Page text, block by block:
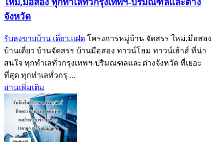
จังหวัด
รับลงขายบ้าน เดี่ยว,แฝด โครงการหมู่บ้าน จัดสรร ใหม่,มือสอง
บ้านเดี่ยว บ้านจัดสรร บ้านมือสอง ทาวน์โฮม ทาวน์เฮ้าส์ ที่น่า
สนใจ ทุกทำเลทั่วกรุงเทพฯ-ปริมณฑลและต่างจังหวัด ที่เยอะ
ที่สุด ทุกทำเลทั่วกรุ ...
อ่านเพิ่มเติม